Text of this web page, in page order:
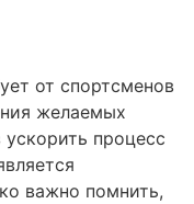
от спортсменов
желаемых
процесс
важно помнить,